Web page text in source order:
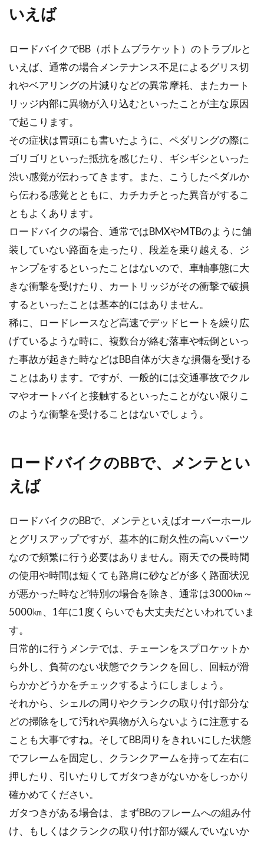
ね。距離と時間が...
検証！ピナレロのロードバイク
2012年のツールドフランス以来、人気の高まる
ブランド、ピナレロですが、プロ仕様のものだ
危険！自転車の飲酒運転でも検挙さ
れる！法律を知っておこう
自転車で飲み会に来て、勧められるがままにお
酒を飲み、自転車に乗って帰ってしまった！こ
の状態は、飲...
自転車の空気はほっといてもなくな
る？？
こんにちは、じてんしゃライターふくだです。
るための正しい計測とは？
身長がこのくらいなら何インチの自転車、と
か、またがって足が付けば大丈夫、などとても
アバウトな感覚で...
か？ライト交換の重要性とオススメ
品
ライトは自転車の必要装備品です。自転車の道
路交通法で夜間の走行において「灯火をつけな
ければならな...
自転車の荷台に自作補給食を積んで
補給食は、ロングライドにはかかせない物の一
いえば
ロードバイクでBB（ボトムブラケット）のトラブルと
いえば、通常の場合メンテナンス不足によるグリス切
れやベアリングの片減りなどの異常摩耗、またカート
リッジ内部に異物が入り込むといったことが主な原因
で起こります。
その症状は冒頭にも書いたように、ペダリングの際に
ゴリゴリといった抵抗を感じたり、ギシギシといった
渋い感覚が伝わってきます。また、こうしたペダルか
ら伝わる感覚とともに、カチカチとった異音がするこ
ともよくあります。
ロードバイクの場合、通常ではBMXやMTBのように舗
装していない路面を走ったり、段差を乗り越える、ジ
ャンプをするといったことはないので、車軸事態に大
きな衝撃を受けたり、カートリッジがその衝撃で破損
するといったことは基本的にはありません。
稀に、ロードレースなど高速でデッドヒートを繰り広
げているような時に、複数台が絡む落車や転倒といっ
た事故が起きた時などはBB自体が大きな損傷を受ける
ことはあります。ですが、一般的には交通事故でクル
マやオートバイと接触するといったことがない限りこ
のような衝撃を受けることはないでしょう。
ロードバイクのBBで、メンテとい
えば
ロードバイクのBBで、メンテといえばオーバーホール
とグリスアップですが、基本的に耐久性の高いパーツ
なので頻繁に行う必要はありません。雨天での長時間
の使用や時間は短くても路肩に砂などが多く路面状況
が悪かった時など特別の場合を除き、通常は3000㎞～
5000㎞、1年に1度くらいでも大丈夫だといわれていま
す。
日常的に行うメンテでは、チェーンをスプロケットか
ら外し、負荷のない状態でクランクを回し、回転が滑
らかかどうかをチェックするようにしましょう。
それから、シェルの周りやクランクの取り付け部分な
どの掃除をして汚れや異物が入らないように注意する
ことも大事ですね。そしてBB周りをきれいにした状態
でフレームを固定し、クランクアームを持って左右に
押したり、引いたりしてガタつきがないかをしっかり
確かめてください。
ガタつきがある場合は、まずBBのフレームへの組み付
け、もしくはクランクの取り付け部が緩んでいないか